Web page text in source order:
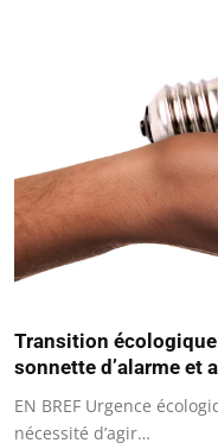
Transition
sonnette d’alarme et
EN BREF Urgence
nécessité d’agir…